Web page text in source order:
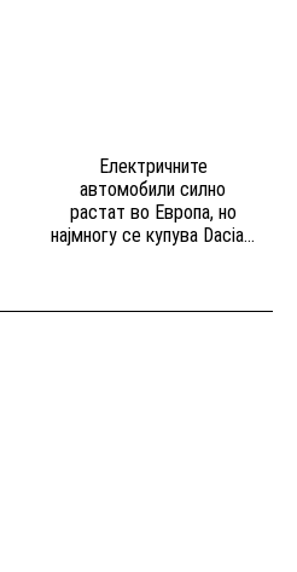
Електричните
автомобили силно
растат во Европа, но
најмногу се купува Dacia...